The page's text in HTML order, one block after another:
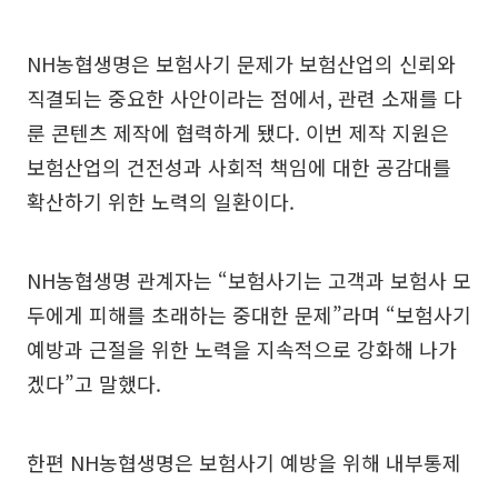
NH농협생명은 보험사기 문제가 보험산업의 신뢰와
직결되는 중요한 사안이라는 점에서, 관련 소재를 다
룬 콘텐츠 제작에 협력하게 됐다. 이번 제작 지원은
보험산업의 건전성과 사회적 책임에 대한 공감대를
확산하기 위한 노력의 일환이다.
NH농협생명 관계자는 “보험사기는 고객과 보험사 모
두에게 피해를 초래하는 중대한 문제”라며 “보험사기
예방과 근절을 위한 노력을 지속적으로 강화해 나가
겠다”고 말했다.
한편 NH농협생명은 보험사기 예방을 위해 내부통제